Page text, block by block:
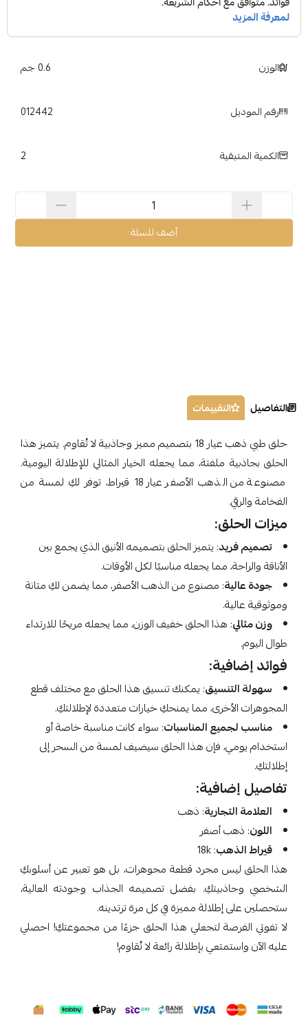
الوزن 0.6 جم
رقم الموديل 012442
الكمية المتبقية 2
أضف للسلة
التفاصيل التقييمات
حلق طبي ذهب عيار 18 بتصميم مميز وجاذبية لا تُقاوم. يتميز هذا
الحلق بجاذبية ملفتة، مما يجعله الخيار المثالي للإطلالة اليومية.
مصنوعة من الذهب الأصفر عيار 18 قيراط، توفر لكِ لمسة من
الفخامة والرقي.
ميزات الحلق:
تصميم فريد: يتميز الحلق بتصميمه الأنيق الذي يجمع بين
الأناقة والراحة، مما يجعله مناسبًا لكل الأوقات.
جودة عالية: مصنوع من الذهب الأصفر، مما يضمن لكِ متانة
وموثوقية عالية.
وزن مثالي: هذا الحلق خفيف الوزن، مما يجعله مريحًا للارتداء
طوال اليوم.
فوائد إضافية:
سهولة التنسيق: يمكنك تنسيق هذا الحلق مع مختلف قطع
المجوهرات الأخرى، مما يمنحكِ خيارات متعددة لإطلالتكِ.
مناسب لجميع المناسبات: سواء كانت مناسبة خاصة أو
استخدام يومي، فإن هذا الحلق سيضيف لمسة من السحر إلى
إطلالتكِ.
تفاصيل إضافية:
العلامة التجارية: ذهب
اللون: ذهب أصفر
قيراط الذهب: 18k
هذا الحلق ليس مجرد قطعة مجوهرات، بل هو تعبير عن أسلوبكِ
الشخصي وجاذبيتكِ. بفضل تصميمه الجذاب وجودته العالية،
ستحصلين على إطلالة مميزة في كل مرة ترتدينه.
لا تفوتي الفرصة لتجعلي هذا الحلق جزءًا من مجموعتكِ! احصلي
عليه الآن واستمتعي بإطلالة رائعة لا تُقاوم!